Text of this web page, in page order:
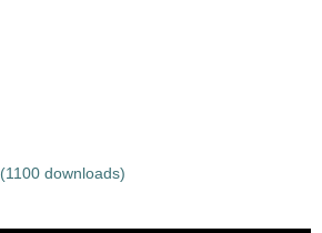
(1100 downloads)